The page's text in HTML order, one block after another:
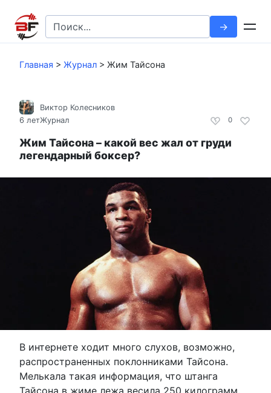
контенту
Search
for:
Главная > Журнал > Жим Тайсона
0
Виктор Колесников
6 летЖурнал
Жим Тайсона – какой вес жал от груди
легендарный боксер?
В интернете ходит много слухов, возможно,
распространенных поклонниками Тайсона.
Мелькала такая информация, что штанга
Тайсона в жиме лежа весила 250 килограмм.